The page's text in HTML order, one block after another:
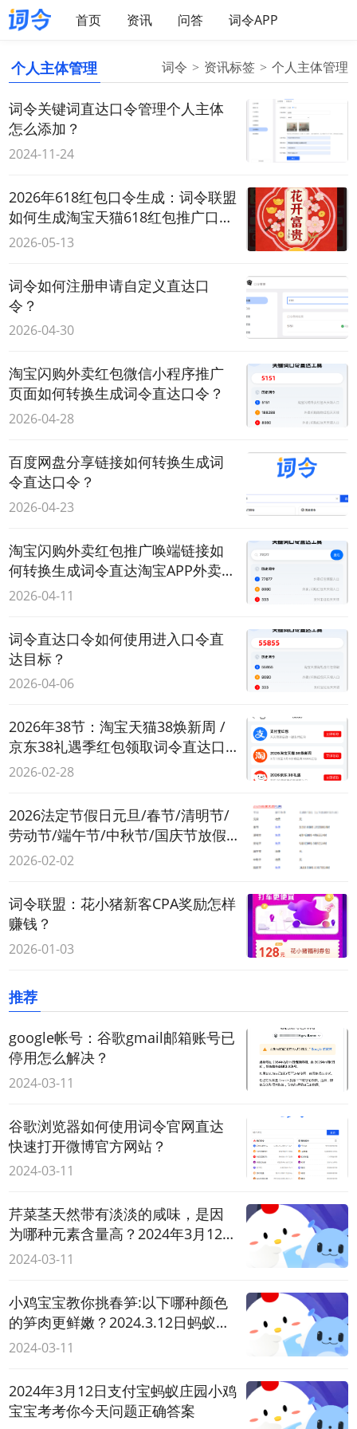
首页 资讯 问答 词令APP
个人主体管理 词令 资讯标签 个人主体管理
词令关键词直达口令管理个人主体
怎么添加？
2024-11-24
2026年618红包口令生成：词令联盟
如何生成淘宝天猫618红包推广口
令？
2026-05-13
词令如何注册申请自定义直达口
令？
2026-04-30
淘宝闪购外卖红包微信小程序推广
页面如何转换生成词令直达口令？
2026-04-28
百度网盘分享链接如何转换生成词
令直达口令？
2026-04-23
淘宝闪购外卖红包推广唤端链接如
何转换生成词令直达淘宝APP外卖红
包领取口令？
2026-04-11
词令直达口令如何使用进入口令直
达目标？
2026-04-06
2026年38节：淘宝天猫38焕新周 /
京东38礼遇季红包领取词令直达口
令
2026-02-28
2026法定节假日元旦/春节/清明节/
劳动节/端午节/中秋节/国庆节放假
时间内高速免费通行吗？
2026-02-02
词令联盟：花小猪新客CPA奖励怎样
赚钱？
2026-01-03
推荐
google帐号：谷歌gmail邮箱账号已
停用怎么解决？
2024-03-11
谷歌浏览器如何使用词令官网直达
快速打开微博官方网站？
2024-03-11
芹菜茎天然带有淡淡的咸味，是因
为哪种元素含量高？2024年3月12日
蚂蚁庄园今日答案：钠
2024-03-11
小鸡宝宝教你挑春笋:以下哪种颜色
的笋肉更鲜嫩？2024.3.12日蚂蚁庄
园今日答案:白色
2024-03-11
2024年3月12日支付宝蚂蚁庄园小鸡
宝宝考考你今天问题正确答案